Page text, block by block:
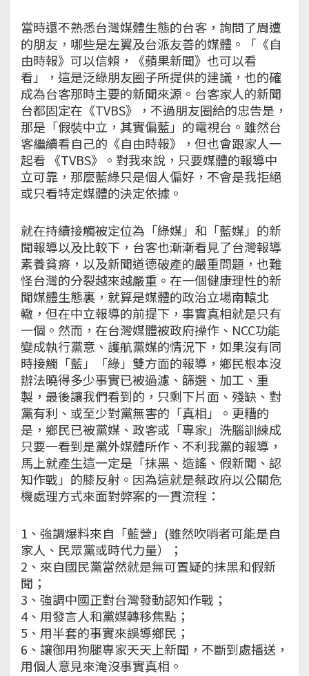
當時還不熟悉台灣媒體生態的台客，詢問了周遭
的朋友，哪些是左翼及台派友善的媒體。「《自
由時報》可以信賴，《蘋果新聞》也可以看
看」，這是泛綠朋友圈子所提供的建議，也的確
成為台客那時主要的新聞來源。台客家人的新聞
台都固定在《TVBS》，不過朋友圈給的忠告是，
那是「假裝中立，其實偏藍」的電視台。雖然台
客繼續看自己的《自由時報》，但也會跟家人一
起看 《TVBS》。對我來說，只要媒體的報導中
立可靠，那麼藍綠只是個人偏好，不會是我拒絕
或只看特定媒體的決定依據。
就在持續接觸被定位為「綠媒」和「藍媒」的新
聞報導以及比較下，台客也漸漸看見了台灣報導
素養貧瘠，以及新聞道德破產的嚴重問題，也難
怪台灣的分裂越來越嚴重。在一個健康理性的新
聞媒體生態裏，就算是媒體的政治立場南轅北
轍，但在中立報導的前提下，事實真相就是只有
一個。然而，在台灣媒體被政府操作、NCC功能
變成執行黨意、護航黨媒的情況下，如果沒有同
時接觸「藍」「綠」雙方面的報導，鄉民根本沒
辦法曉得多少事實已被過濾、篩選、加工、重
製，最後讓我們看到的，只剩下片面、殘缺、對
黨有利、或至少對黨無害的「真相」。更糟的
是，鄉民已被黨媒、政客或「專家」洗腦訓練成
只要一看到是黨外媒體所作、不利我黨的報導，
馬上就產生這一定是「抹黑、造謠、假新聞、認
知作戰」的膝反射。因為這就是蔡政府以公關危
機處理方式來面對弊案的一貫流程：
1、強調爆料來自「藍營」(雖然吹哨者可能是自
家人、民眾黨或時代力量）；
2、來自國民黨當然就是無可置疑的抹黑和假新
聞；
3、強調中國正對台灣發動認知作戰；
4、用發言人和黨媒轉移焦點；
5、用半套的事實來誤導鄉民；
6、讓御用狗腿專家天天上新聞，不斷到處播送，
用個人意見來淹沒事實真相。